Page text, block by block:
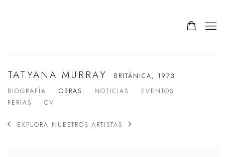
TATYANA MURRAY BRITÁNICA, 1973
BIOGRAFÍA
OBRAS NOTICIAS
EVENTOS
FERIAS
CV
EXPLORA NUESTROS ARTISTAS